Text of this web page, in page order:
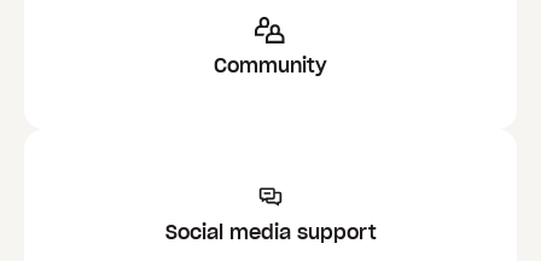
Community
Social media support